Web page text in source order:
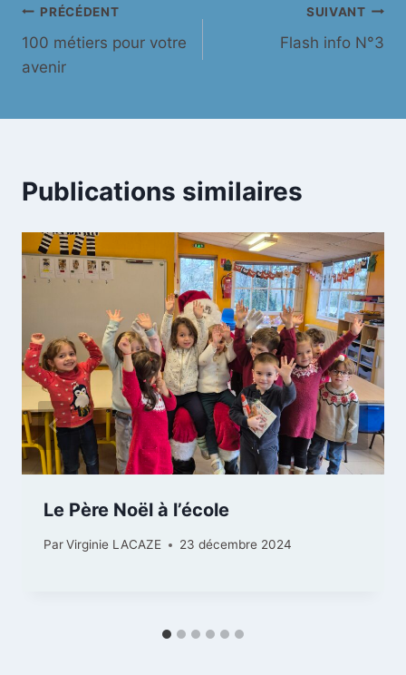
Navigation
de
PRÉCÉDENT
100 métiers pour votre
avenir
SUIVANT
Flash info N°3
Publications similaires
Le Père Noël à l’école
ParVirginie LACAZE 23 décembre 2024